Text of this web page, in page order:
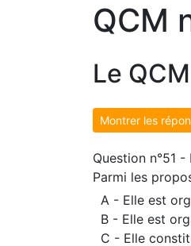
QCM
Le QCM
Montrer les
Question n°51
Parmi les
A - Elle est
B - Elle est
C - Elle